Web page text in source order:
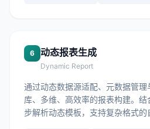
6 动态报表生成
Dynamic Report
通过动态数据源适配、元数据管
库、多维、高效率的报表构建‌。
步解析动态模板，支持复杂格式的